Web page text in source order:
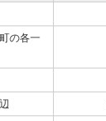
の各一